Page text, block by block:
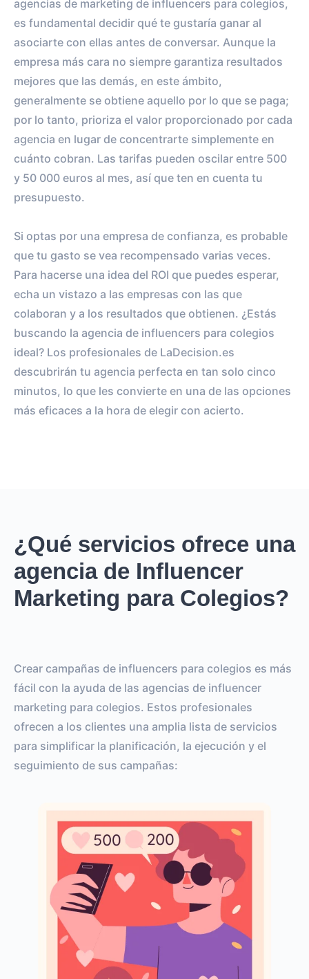
0%vs.
ENGAGEMENT RATE
agencias de marketing de influencers para colegios,
es fundamental decidir qué te gustaría ganar al
asociarte con ellas antes de conversar. Aunque la
empresa más cara no siempre garantiza resultados
mejores que las demás, en este ámbito,
generalmente se obtiene aquello por lo que se paga;
por lo tanto, prioriza el valor proporcionado por cada
agencia en lugar de concentrarte simplemente en
cuánto cobran. Las tarifas pueden oscilar entre 500
y 50 000 euros al mes, así que ten en cuenta tu
presupuesto.
Si optas por una empresa de confianza, es probable
que tu gasto se vea recompensado varias veces.
Para hacerse una idea del ROI que puedes esperar,
echa un vistazo a las empresas con las que
colaboran y a los resultados que obtienen. ¿Estás
buscando la agencia de influencers para colegios
ideal? Los profesionales de LaDecision.es
descubrirán tu agencia perfecta en tan solo cinco
minutos, lo que les convierte en una de las opciones
más eficaces a la hora de elegir con acierto.
¿Qué servicios ofrece una
agencia de Influencer
Marketing para Colegios?
Crear campañas de influencers para colegios es más
fácil con la ayuda de las agencias de influencer
marketing para colegios. Estos profesionales
ofrecen a los clientes una amplia lista de servicios
para simplificar la planificación, la ejecución y el
seguimiento de sus campañas: